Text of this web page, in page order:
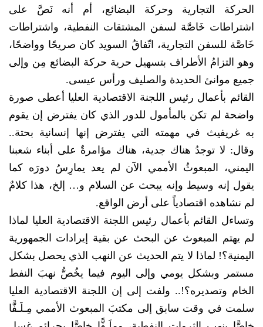
الحركة التجارية وحركة البضائع، أم أنه نَصَّ على
اشتراطات خَاصَّة لسفن المشتقات النفطية، واشتراطات
خَاصَّة للسفن التجارية، اتّفاقُ السويد كان صريحًا وواضحًا،
وهو التزامُ الأطراف بتسهيل حرية حركة البضائع مِن وإلى
جميع موانئ الحديدة والصليف ورأس عيسى.
القائم بأعمال رئيس اللجنة الاقتصادية العليا أعطى صورة
واضحة لم تكن بالمأمول للدور الذي كان يفترض إن يقوم
به غريفيث في مهمته التي يفترض إنها إنسانية بحتة..
وقال: لا توجدُ هناك جدية، هناك مؤامرةٌ على أبناء شعبنا
اليمني، المبعوثُ الأممي الآن لم يعد يمارِسُ دورَه كما
يقول إنه وسيط وإنه يبحث عن السلام و… إلخ، هذا كلامٌ
لم نشاهده اقتصادياً على أرض الواقع.
وتساءل القائم بأعمال رئيس اللجنة الاقتصادية العليا لماذا
لم يهتم المبعوث عن البحث عن بقية إيرادات الجمهورية
اليمنية؟! لماذا لا يتم الحديث عن النهب الذي يحصل بشكل
مستمر وبشكل يومي وإلى اليوم فيما يخُصُّ نهبَ النفط
الخام وتصديره؟!.. ولفت إلى إن اللجنة الاقتصادية العليا
سلمت في وقت سابق إلى مكتبَ المبعوث الأممي مِـلَـفًّا